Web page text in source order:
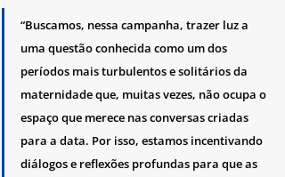
“Buscamos, nessa campanha, trazer luz a
uma questão conhecida como um dos
períodos mais turbulentos e solitários da
maternidade que, muitas vezes, não ocupa o
espaço que merece nas conversas criadas
para a data. Por isso, estamos incentivando
diálogos e reflexões profundas para que as